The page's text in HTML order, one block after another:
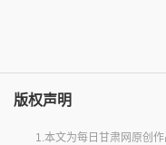
版权声明
1.本文为每日甘肃网原创作